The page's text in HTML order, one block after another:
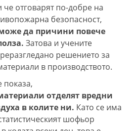
отговарят по-добре на
безопасност,
да причини повече
Затова и учените
решението за
в производството.
показа,
отделят вредни
в колите ни. Като се има
шофьор